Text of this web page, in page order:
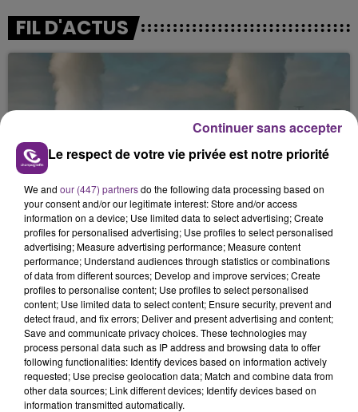
FIL D'ACTUS
LA CENTRALE NUCLÉAIRE DE CHOOZ
TOUJOURS À L'ARRÊT
Cela fait déjà une semaine que la centrale
nucléaire ardennaise est à l'arrêt. Une situation
justifiée par la sécheresse intense qui est toujours
présente.
LE MAGASIN JOUÉCLUB DE REIMS FERME
Le respect de votre vie privée est notre priorité
We and our (447) partnersdo the following data processing based on
your consent and/or our legitimate interest: Store and/or access
information on a device; Use limited data to select advertising; Create
profiles for personalised advertising; Use profiles to select personalised
advertising; Measure advertising performance; Measure content
performance; Understand audiences through statistics or combinations
of data from different sources; Develop and improve services; Create
profiles to personalise content; Use profiles to select personalised
content; Use limited data to select content; Ensure security, prevent and
detect fraud, and fix errors; Deliver and present advertising and content;
Save and communicate privacy choices. These technologies may
process personal data such as IP address and browsing data to offer
following functionalities: Identify devices based on information actively
requested; Use precise geolocation data; Match and combine data from
other data sources; Link different devices; Identify devices based on
information transmitted automatically.
Continuer sans accepter